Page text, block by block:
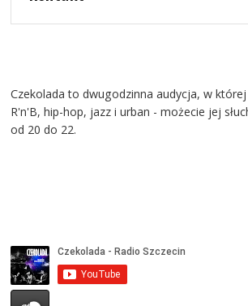
Czekolada to dwugodzinna audycja, w
R'n'B, hip-hop, jazz i urban - możecie jej
od 20 do 22.